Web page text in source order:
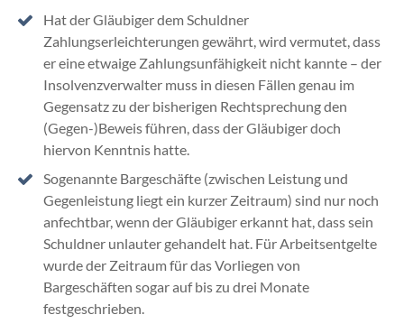
Hat der Gläubiger dem Schuldner
Zahlungserleichterungen gewährt, wird vermutet, dass
er eine etwaige Zahlungsunfähigkeit nicht kannte – der
Insolvenzverwalter muss in diesen Fällen genau im
Gegensatz zu der bisherigen Rechtsprechung den
(Gegen-)Beweis führen, dass der Gläubiger doch
hiervon Kenntnis hatte.
Sogenannte Bargeschäfte (zwischen Leistung und
Gegenleistung liegt ein kurzer Zeitraum) sind nur noch
anfechtbar, wenn der Gläubiger erkannt hat, dass sein
Schuldner unlauter gehandelt hat. Für Arbeitsentgelte
wurde der Zeitraum für das Vorliegen von
Bargeschäften sogar auf bis zu drei Monate
festgeschrieben.